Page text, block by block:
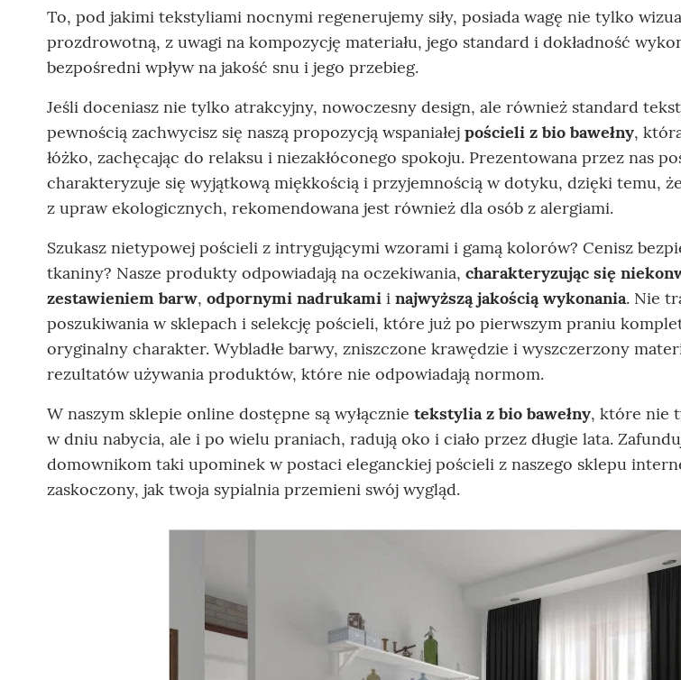
To, pod jakimi tekstyliami nocnymi regenerujemy siły, posiada wagę nie tylko
prozdrowotną, z uwagi na kompozycję materiału, jego standard i dokładność
bezpośredni wpływ na jakość snu i jego przebieg.
Jeśli doceniasz nie tylko atrakcyjny, nowoczesny design, ale również standard
pewnością zachwycisz się naszą propozycją wspaniałej pościeli z bio bawełny,
łóżko, zachęcając do relaksu i niezakłóconego spokoju. Prezentowana przez nas
charakteryzuje się wyjątkową miękkością i przyjemnością w dotyku, dzięki temu,
z upraw ekologicznych, rekomendowana jest również dla osób z alergiami.
Szukasz nietypowej pościeli z intrygującymi wzorami i gamą kolorów? Cenisz
tkaniny? Nasze produkty odpowiadają na oczekiwania, charakteryzując się
zestawieniem barw, odpornymi nadrukami i najwyższą jakością wykonania. Nie
poszukiwania w sklepach i selekcję pościeli, które już po pierwszym praniu
oryginalny charakter. Wybladłe barwy, zniszczone krawędzie i wyszczerzony
rezultatów używania produktów, które nie odpowiadają normom.
W naszym sklepie online dostępne są wyłącznie tekstylia z bio bawełny, które nie
w dniu nabycia, ale i po wielu praniach, radują oko i ciało przez długie lata.
domownikom taki upominek w postaci eleganckiej pościeli z naszego sklepu
zaskoczony, jak twoja sypialnia przemieni swój wygląd.